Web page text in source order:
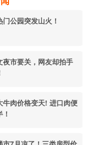
门公园突发山火！
夜市要关，网友却拍手
牛肉价格变天! 进口肉便